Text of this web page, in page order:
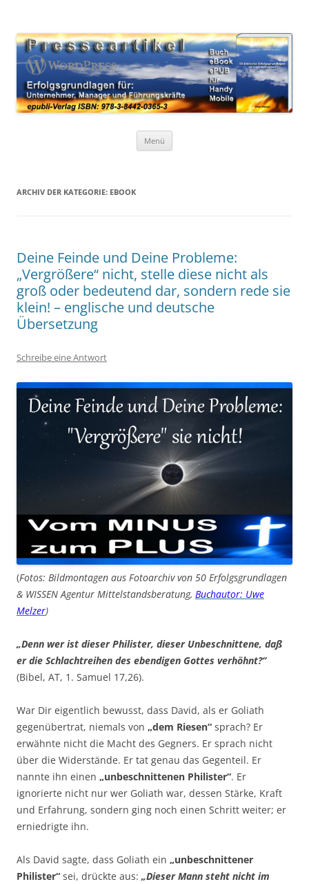
Erfolgsgrundlagen
Menü
ARCHIV DER KATEGORIE: EBOOK
Deine Feinde und Deine Probleme:
„Vergrößere“ nicht, stelle diese nicht als
groß oder bedeutend dar, sondern rede sie
klein! – englische und deutsche
Übersetzung
Schreibe eine Antwort
(Fotos: Bildmontagen aus Fotoarchiv von 50 Erfolgsgrundlagen
& WISSEN Agentur Mittelstandsberatung, Buchautor: Uwe
Melzer)
„Denn wer ist dieser Philister, dieser Unbeschnittene, daß
er die Schlachtreihen des ebendigen Gottes verhöhnt?“
(Bibel, AT, 1. Samuel 17,26).
War Dir eigentlich bewusst, dass David, als er Goliath
gegenübertrat, niemals von „dem Riesen“ sprach? Er
erwähnte nicht die Macht des Gegners. Er sprach nicht
über die Widerstände. Er tat genau das Gegenteil. Er
nannte ihn einen „unbeschnittenen Philister“. Er
ignorierte nicht nur wer Goliath war, dessen Stärke, Kraft
und Erfahrung, sondern ging noch einen Schritt weiter; er
erniedrigte ihn.
Als David sagte, dass Goliath ein „unbeschnittener
Philister“ sei, drückte aus: „Dieser Mann steht nicht im